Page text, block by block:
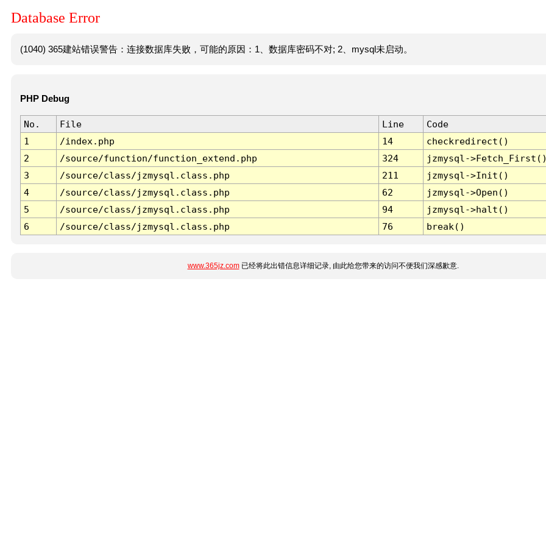
Database Error
(1040) 365建站错误警告：连接数据库失败，可能的原因：1、数据库密码不对; 2、mysql未启动。
PHP Debug
No. File Line
Code
1
/index.php 14
checkredirect()
2
/source/function/function_extend.php 324
jzmysql-
3
/source/class/jzmysql.class.php 211
jzmysql->Init()
4
/source/class/jzmysql.class.php 62
jzmysql->Open()
5
/source/class/jzmysql.class.php 94
jzmysql->halt()
6
/source/class/jzmysql.class.php 76 break()
www.365jz.com已经将此出错信息详细记录, 由此给您带来的访问不便我们深感歉意.